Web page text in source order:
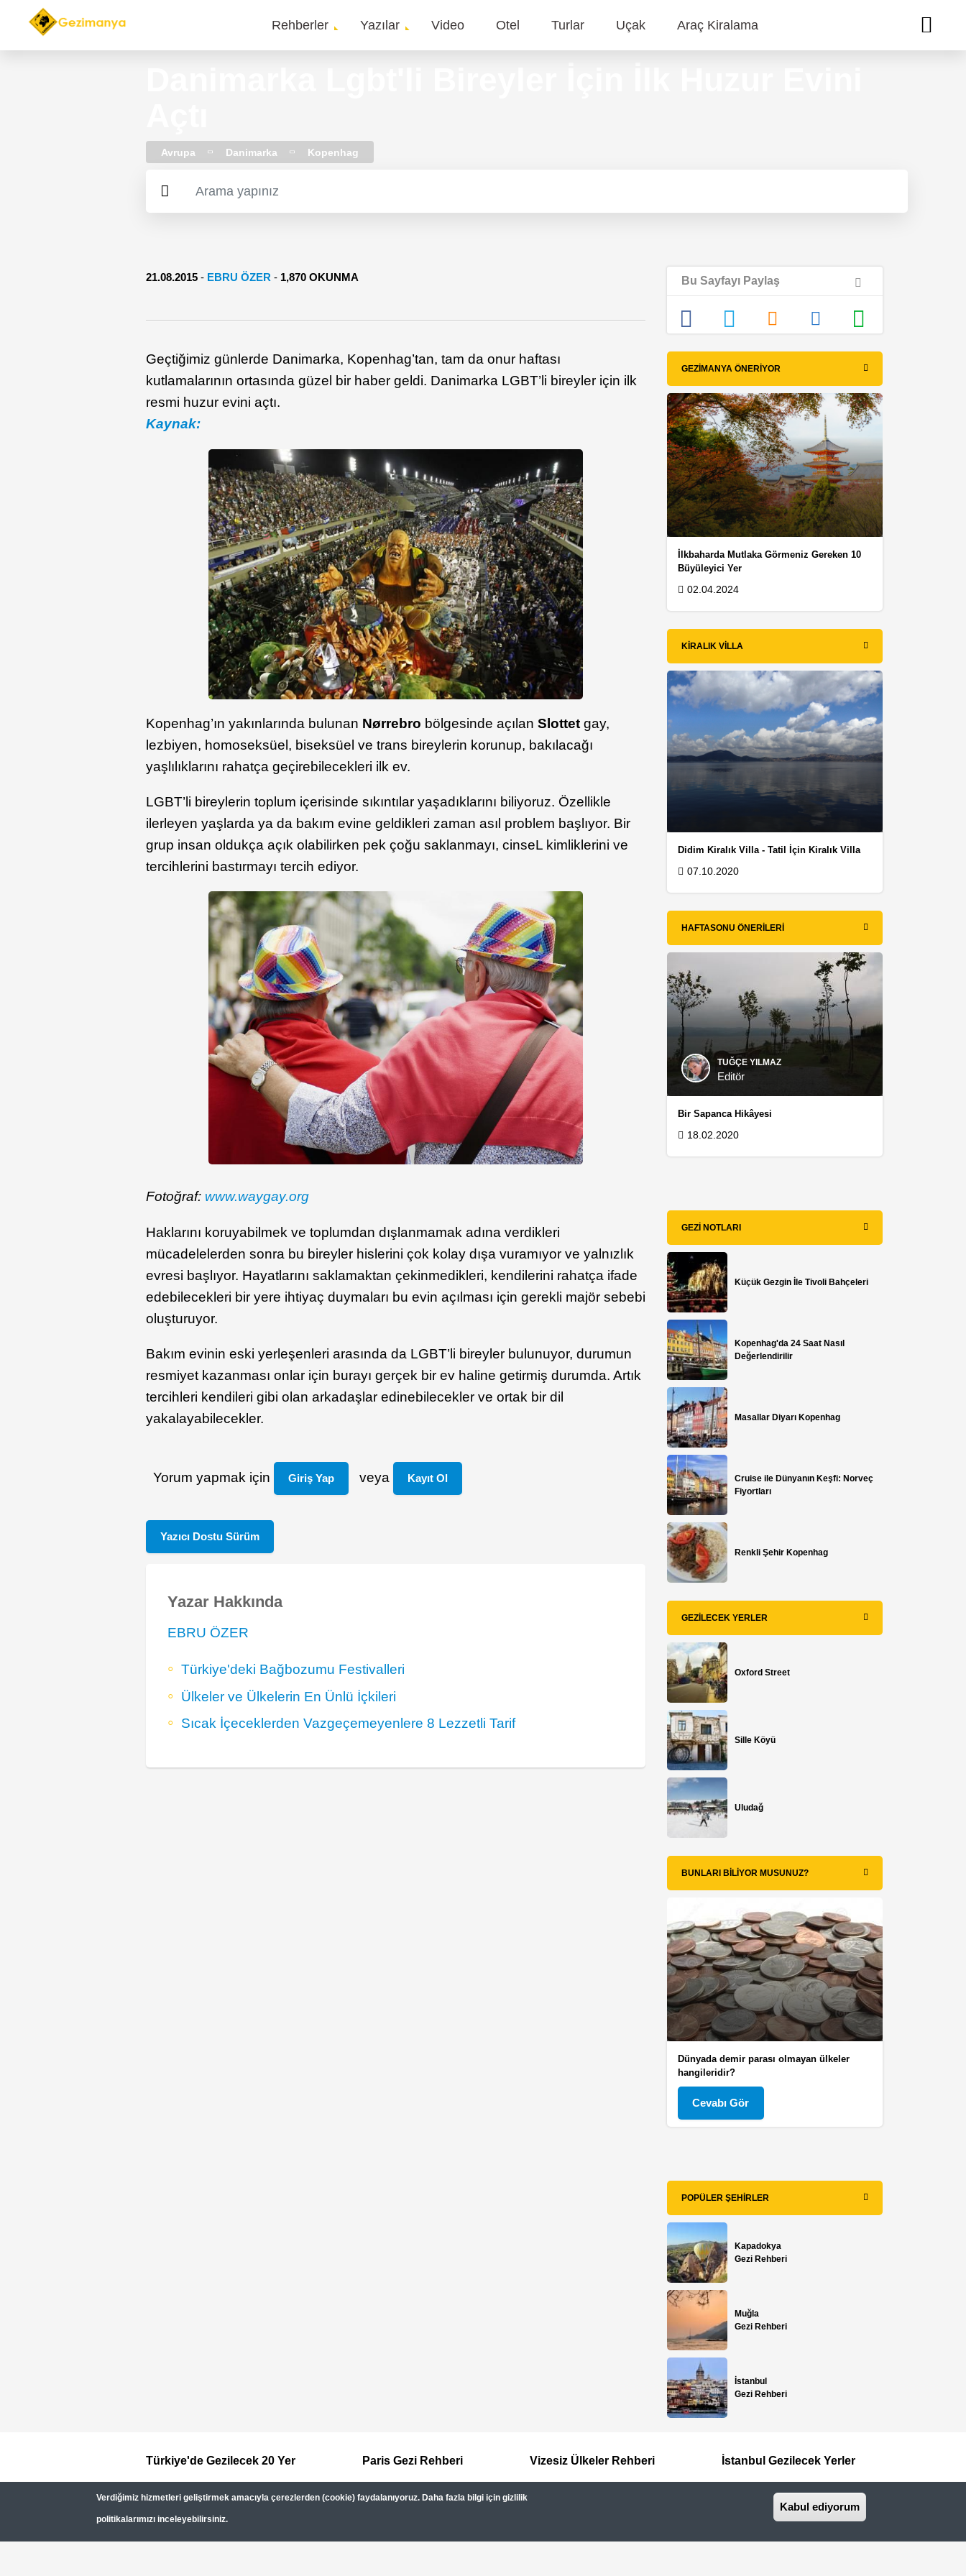
Main
Rehberler Yazılar Video Otel Turlar Uçak Araç Kiralama
Avrupa Danimarka Kopenhag
21.08.2015 - EBRU ÖZER - 1,870 OKUNMA
Geçtiğimiz günlerde Danimarka, Kopenhag’tan, tam da onur haftası
kutlamalarının ortasında güzel bir haber geldi. Danimarka LGBT’li bireyler için ilk
resmi huzur evini açtı.
Kaynak:
Kopenhag’ın yakınlarında bulunan Nørrebro bölgesinde açılanSlottet gay,
lezbiyen, homoseksüel, biseksüel ve trans bireylerin korunup, bakılacağı
yaşlılıklarını rahatça geçirebilecekleri ilk ev.
LGBT’li bireylerin toplum içerisinde sıkıntılar yaşadıklarını biliyoruz. Özellikle
ilerleyen yaşlarda ya da bakım evine geldikleri zaman asıl problem başlıyor. Bir
grup insan oldukça açık olabilirken pek çoğu saklanmayı, cinseL kimliklerini ve
tercihlerini bastırmayı tercih ediyor.
Fotoğraf: www.waygay.org
Haklarını koruyabilmek ve toplumdan dışlanmamak adına verdikleri
mücadelelerden sonra bu bireyler hislerini çok kolay dışa vuramıyor ve yalnızlık
evresi başlıyor. Hayatlarını saklamaktan çekinmedikleri, kendilerini rahatça ifade
edebilecekleri bir yere ihtiyaç duymaları bu evin açılması için gerekli majör sebebi
oluşturuyor.
Bakım evinin eski yerleşenleri arasında da LGBT’li bireyler bulunuyor, durumun
resmiyet kazanması onlar için burayı gerçek bir ev haline getirmiş durumda. Artık
tercihleri kendileri gibi olan arkadaşlar edinebilecekler ve ortak bir dil
yakalayabilecekler.
Yorum yapmak için Giriş Yap veya Kayıt Ol
Yazıcı Dostu Sürüm
Yazar Hakkında
EBRU ÖZER
Türkiye'deki Bağbozumu Festivalleri
Ülkeler ve Ülkelerin En Ünlü İçkileri
Sıcak İçeceklerden Vazgeçemeyenlere 8 Lezzetli Tarif
Bu Sayfayı Paylaş
GEZIMANYA ÖNERIYOR
İlkbaharda Mutlaka Görmeniz Gereken 10
Büyüleyici Yer
02.04.2024
KIRALIK VILLA
Didim Kiralık Villa - Tatil İçin Kiralık Villa
07.10.2020
HAFTASONU ÖNERILERI
TUĞÇE YILMAZ
Editör
Bir Sapanca Hikâyesi
18.02.2020
GEZI NOTLARI
Küçük Gezgin İle Tivoli Bahçeleri
Kopenhag'da 24 Saat Nasıl
Değerlendirilir
Masallar Diyarı Kopenhag
Cruise ile Dünyanın Keşfi: Norveç
Fiyortları
Renkli Şehir Kopenhag
GEZILECEK YERLER
Oxford Street
Sille Köyü
Uludağ
BUNLARI BILIYOR MUSUNUZ?
Dünyada demir parası olmayan ülkeler
hangileridir?
Cevabı Gör
POPÜLER ŞEHIRLER
Kapadokya
Gezi Rehberi
Muğla
Gezi Rehberi
İstanbul
Gezi Rehberi
Footer
Top
Türkiye'de Gezilecek 20 Yer Paris Gezi Rehberi Vizesiz Ülkeler Rehberi İstanbul Gezilecek Yerler
DipnotGezimanya Turizm, TÜRSAB'a kayıtlı bir seyahat acentasıdır.
Verdiğimiz hizmetleri geliştirmek amacıyla çerezlerden (cookie) faydalanıyoruz. Daha fazla bilgi için gizlilik
politikalarımızı inceleyebilirsiniz.
Kabul ediyorum